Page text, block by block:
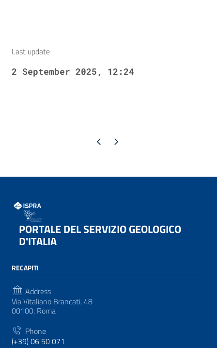
Last update
2 September 2025, 12:24
Previous pageNext page
PORTALE DEL SERVIZIO GEOLOGICO
D'ITALIA
RECAPITI
Address
Via Vitaliano Brancati, 48
00100, Roma
Phone
(+39) 06 50 071